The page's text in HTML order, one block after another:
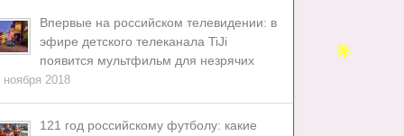
Впервые на российском телевидении: в
эфире детского телеканала TiJi
появится мультфильм для незрячих
ноября 2018
121 год российскому футболу: какие